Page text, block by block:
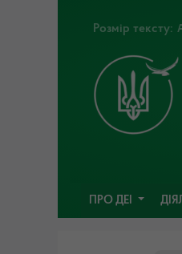
Розмір тексту:
ПРО ДЕІ